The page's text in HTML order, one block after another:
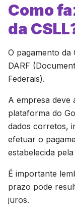
Como
da
O pagamento da
DARF
Federais).
A empresa deve
plataforma do
dados corretos,
efetuar o
estabelecida
É importante
prazo pode
juros.